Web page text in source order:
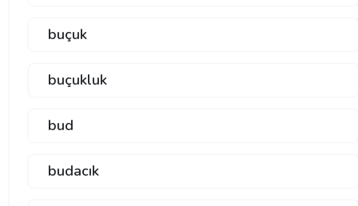
buçuk
buçukluk
bud
budacık